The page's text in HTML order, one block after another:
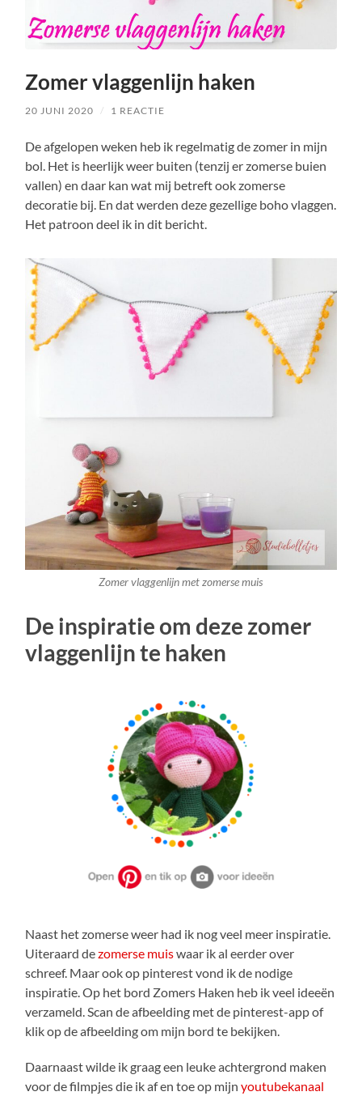
Zomer vlaggenlijn haken
20 JUNI 2020 / 1 REACTIE
De afgelopen weken heb ik regelmatig de zomer in mijn
bol. Het is heerlijk weer buiten (tenzij er zomerse buien
vallen) en daar kan wat mij betreft ook zomerse
decoratie bij. En dat werden deze gezellige boho vlaggen.
Het patroon deel ik in dit bericht.
Zomer vlaggenlijn met zomerse muis
De inspiratie om deze zomer
vlaggenlijn te haken
Naast het zomerse weer had ik nog veel meer inspiratie.
Uiteraard dezomerse muiswaar ik al eerder over
schreef. Maar ook op pinterest vond ik de nodige
inspiratie. Op het bord Zomers Haken heb ik veel ideeën
verzameld. Scan de afbeelding met de pinterest-app of
klik op de afbeelding om mijn bord te bekijken.
Daarnaast wilde ik graag een leuke achtergrond maken
voor de filmpjes die ik af en toe op mijnyoutubekanaal